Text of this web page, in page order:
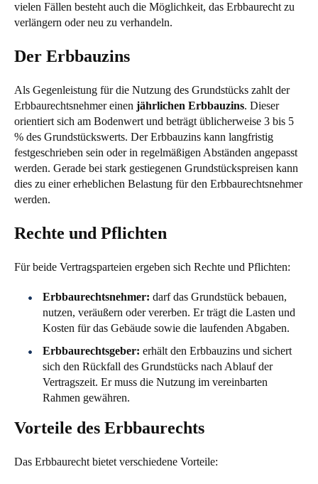
vielen Fällen besteht auch die Möglichkeit, das Erbbaurecht zu
verlängern oder neu zu verhandeln.
Der Erbbauzins
Als Gegenleistung für die Nutzung des Grundstücks zahlt der
Erbbaurechtsnehmer einen jährlichen Erbbauzins. Dieser
orientiert sich am Bodenwert und beträgt üblicherweise 3 bis 5
% des Grundstückswerts. Der Erbbauzins kann langfristig
festgeschrieben sein oder in regelmäßigen Abständen angepasst
werden. Gerade bei stark gestiegenen Grundstückspreisen kann
dies zu einer erheblichen Belastung für den Erbbaurechtsnehmer
werden.
Rechte und Pflichten
Für beide Vertragsparteien ergeben sich Rechte und Pflichten:
Erbbaurechtsnehmer: darf das Grundstück bebauen,
nutzen, veräußern oder vererben. Er trägt die Lasten und
Kosten für das Gebäude sowie die laufenden Abgaben.
Erbbaurechtsgeber: erhält den Erbbauzins und sichert
sich den Rückfall des Grundstücks nach Ablauf der
Vertragszeit. Er muss die Nutzung im vereinbarten
Rahmen gewähren.
Vorteile des Erbbaurechts
Das Erbbaurecht bietet verschiedene Vorteile: